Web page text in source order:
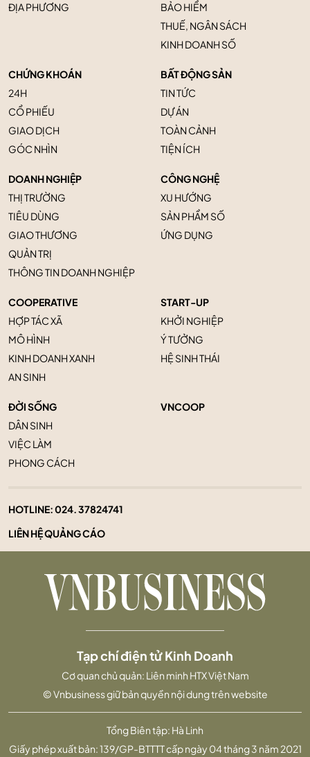
ĐỊA PHƯƠNG
BẢO HIỂM
THUẾ, NGÂN SÁCH
KINH DOANH SỐ
CHỨNG KHOÁN
24H
CỔ PHIẾU
GIAO DỊCH
GÓC NHÌN
BẤT ĐỘNG SẢN
TIN TỨC
DỰ ÁN
TOÀN CẢNH
TIỆN ÍCH
DOANH NGHIỆP
THỊ TRƯỜNG
TIÊU DÙNG
GIAO THƯƠNG
QUẢN TRỊ
THÔNG TIN DOANH NGHIỆP
CÔNG NGHỆ
XU HƯỚNG
SẢN PHẨM SỐ
ỨNG DỤNG
COOPERATIVE
HỢP TÁC XÃ
MÔ HÌNH
KINH DOANH XANH
AN SINH
START-UP
KHỞI NGHIỆP
Ý TƯỞNG
HỆ SINH THÁI
ĐỜI SỐNG
DÂN SINH
VIỆC LÀM
PHONG CÁCH
VNCOOP
HOTLINE:024. 37824741
LIÊN HỆ QUẢNG CÁO
Tổng Biên tập: Hà Linh
Giấy phép xuất bản: 139/GP-BTTTT cấp ngày 04 tháng 3 năm 2021
Tạp chí điện tử Kinh Doanh
Cơ quan chủ quản: Liên minh HTX Việt Nam
© Vnbusiness giữ bản quyền nội dung trên website